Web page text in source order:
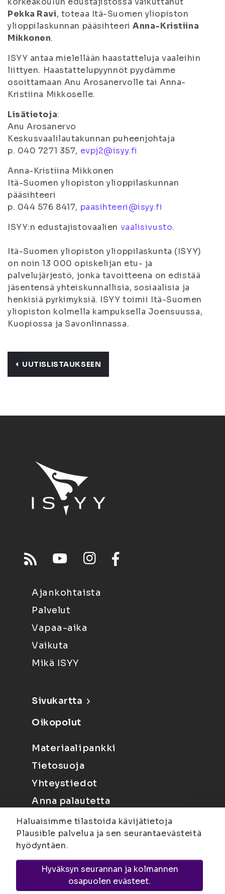
Pekka Ravi, toteaa Itä-Suomen yliopiston
ylioppilaskunnan pääsihteeriAnna-Kristiina
Mikkonen.
ISYY antaa mielellään haastatteluja vaaleihin
liittyen. Haastattelupyynnöt pyydämme
osoittamaan Anu Arosanervolle tai Anna-
Kristiina Mikkoselle.
Lisätietoja:
Anu Arosanervo
Keskusvaalilautakunnan puheenjohtaja
p. 040 7271 357, evpj2@isyy.fi
Anna-Kristiina Mikkonen
Itä-Suomen yliopiston ylioppilaskunnan
pääsihteeri
p. 044 576 8417, paasihteeri@isyy.fi
ISYY:n edustajistovaalien vaalisivusto.
Itä-Suomen yliopiston ylioppilaskunta (ISYY)
on noin 13 000 opiskelijan etu- ja
palvelujärjestö, jonka tavoitteena on edistää
jäsentensä yhteiskunnallisia, sosiaalisia ja
henkisiä pyrkimyksiä. ISYY toimii Itä-Suomen
yliopiston kolmella kampuksella Joensuussa,
Kuopiossa ja Savonlinnassa.
UUTISLISTAUKSEEN
Ajankohtaista
Palvelut
Vapaa-aika
Vaikuta
Mikä ISYY
Sivukartta
Oikopolut
Materiaalipankki
Tietosuoja
Yhteystiedot
Anna palautetta
Joensuu
Suvantokatu 6, 80100 Joensuu |
KuopioYliopistonranta 15, PL 1627, 70211
Haluaisimme tilastoida kävijätietoja
Plausible palvelua ja sen seurantaevästeitä
hyödyntäen.
Hyväksyn seurannan ja kolmannen
osapuolen evästeet.